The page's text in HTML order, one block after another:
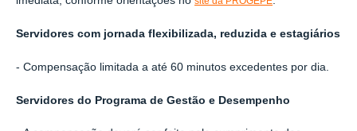
Servidores com jornada flexibilizada, reduzida e estagiários
- Compensação limitada a até 60 minutos excedentes por dia.
Servidores do Programa de Gestão e Desempenho